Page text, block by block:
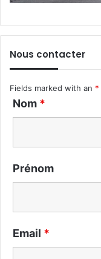
Nous contacter
Fields marked with an *
Nom *
Prénom
Email *